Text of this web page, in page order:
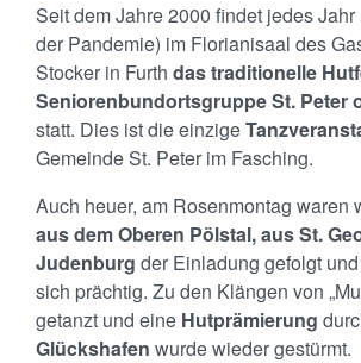
Seit dem Jahre 2000 findet jedes
der Pandemie) im Florianisaal des
Stocker in Furth das traditionelle
Seniorenbundortsgruppe St. Peter
statt. Dies ist die einzige
Gemeinde St. Peter im Fasching.
Auch heuer, am Rosenmontag waren
aus dem Oberen Pölstal, aus St.
Judenburg der Einladung gefolgt
sich prächtig. Zu den Klängen von
getanzt und eine Hutprämierung
Glückshafen wurde wieder gestürmt.